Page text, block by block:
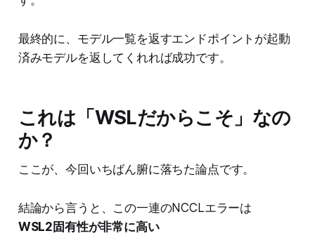
最終的に、モデル一覧を返すエンドポイントが起動
済みモデルを返してくれれば成功です。
これは「WSLだからこそ」なの
か？
ここが、今回いちばん腑に落ちた論点です。
結論から言うと、この一連のNCCLエラーは
WSL2固有性が非常に高い